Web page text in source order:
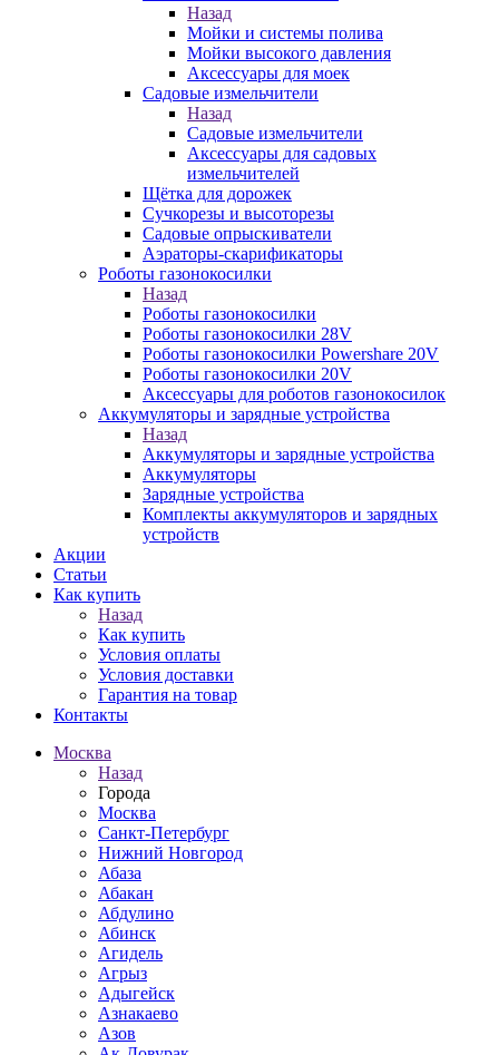
Назад
Мойки и системы полива
Мойки высокого давления
Аксессуары для моек
Садовые измельчители
Назад
Садовые измельчители
Аксессуары для садовых
измельчителей
Щётка для дорожек
Сучкорезы и высоторезы
Садовые опрыскиватели
Аэраторы-скарификаторы
Роботы газонокосилки
Назад
Роботы газонокосилки
Роботы газонокосилки 28V
Роботы газонокосилки Powershare 20V
Роботы газонокосилки 20V
Аксессуары для роботов газонокосилок
Аккумуляторы и зарядные устройства
Назад
Аккумуляторы и зарядные устройства
Аккумуляторы
Зарядные устройства
Комплекты аккумуляторов и зарядных
устройств
Акции
Статьи
Как купить
Назад
Как купить
Условия оплаты
Условия доставки
Гарантия на товар
Контакты
Москва
Назад
Города
Москва
Санкт-Петербург
Нижний Новгород
Абаза
Абакан
Абдулино
Абинск
Агидель
Агрыз
Адыгейск
Азнакаево
Азов